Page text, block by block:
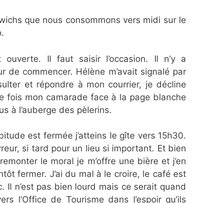
que nous consommons vers midi sur le
Il faut saisir l’occasion. Il n’y a
de commencer. Hélène m’avait signalé par
et répondre à mon courrier, je décline
fois mon camarade face à la page blanche
à l’auberge des pèlerins.
est fermée j’atteins le gîte vers 15h30.
si tard pour un lieu si important. Et bien
le moral je m’offre une bière et j’en
fermer. J’ai du mal à le croire, le café est
n’est pas bien lourd mais ce serait quand
l’Office de Tourisme dans l’espoir qu’ils